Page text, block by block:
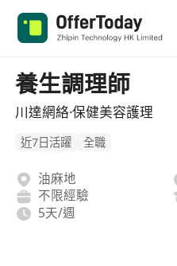
養生調理師
川達網絡·保健美容護理
近7日活躍 全職
油麻地
不限經驗
5天/週